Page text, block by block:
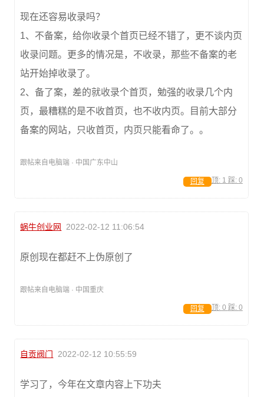
现在还容易收录吗？
1、不备案，给你收录个首页已经不错了，更不谈内页
收录问题。更多的情况是，不收录，那些不备案的老
站开始掉收录了。
2、备了案，差的就收录个首页，勉强的收录几个内
页，最糟糕的是不收首页，也不收内页。目前大部分
备案的网站，只收首页，内页只能看命了。。
跟帖来自电脑端 · 中国广东中山
顶: 1 踩: 0
回复
蜗牛创业网 2022-02-12 11:06:54
原创现在都赶不上伪原创了
跟帖来自电脑端 · 中国重庆
顶: 0 踩: 0
回复
自贡阀门 2022-02-12 10:55:59
学习了，今年在文章内容上下功夫